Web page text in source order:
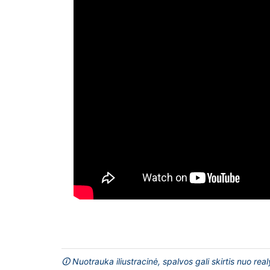
🛈 Nuotrauka iliustracinė, spalvos gali skirtis nuo